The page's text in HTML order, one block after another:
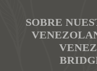
SOBRE